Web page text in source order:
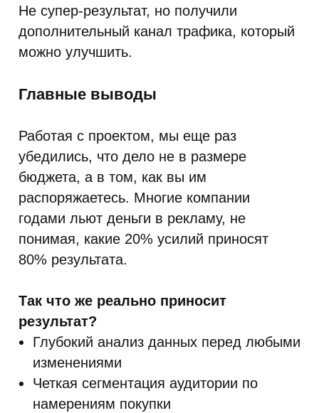
Не супер-результат, но получили
дополнительный канал трафика, который
можно улучшить.
Главные выводы
Работая с проектом, мы еще раз
убедились, что дело не в размере
бюджета, а в том, как вы им
распоряжаетесь. Многие компании
годами льют деньги в рекламу, не
понимая, какие 20% усилий приносят
80% результата.
Так что же реально приносит
результат?
Глубокий анализ данных перед любыми
изменениями
Четкая сегментация аудитории по
намерениям покупки